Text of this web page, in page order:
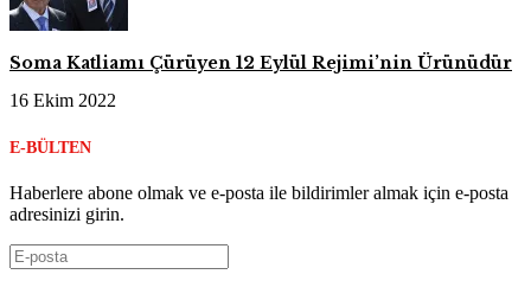
Soma Katliamı Çürüyen 12 Eylül Rejimi’nin Ürünüdür
16 Ekim 2022
E-BÜLTEN
Haberlere abone olmak ve e-posta ile bildirimler almak için e-posta
adresinizi girin.
E-
posta